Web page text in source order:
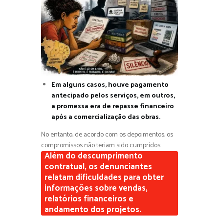
Em alguns casos, houve pagamento
antecipado pelos serviços, em outros,
a promessa era de repasse financeiro
após a comercialização das obras.
No entanto, de acordo com os depoimentos, os
compromissos não teriam sido cumpridos.
Além do descumprimento
contratual, os denunciantes
relatam dificuldades para obter
informações sobre vendas,
relatórios financeiros e
andamento dos projetos.